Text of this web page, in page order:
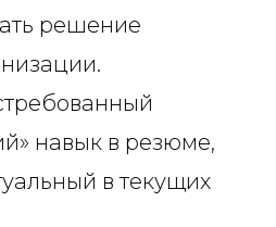
решение
навык в резюме,
в текущих